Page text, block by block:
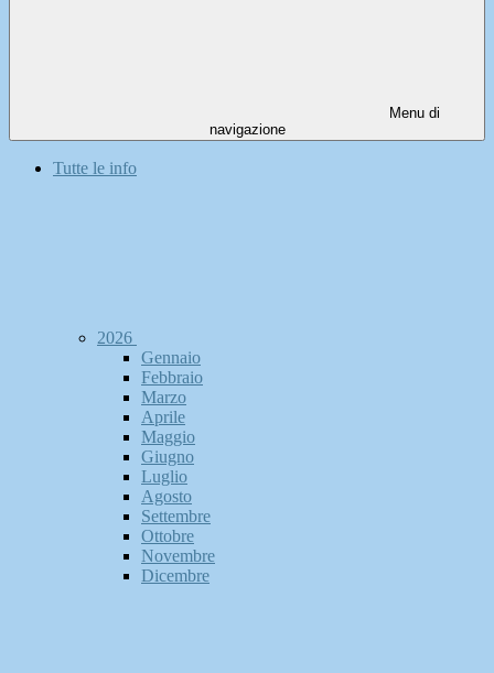
Menu di
navigazione
Tutte le info
2026
Gennaio
Febbraio
Marzo
Aprile
Maggio
Giugno
Luglio
Agosto
Settembre
Ottobre
Novembre
Dicembre